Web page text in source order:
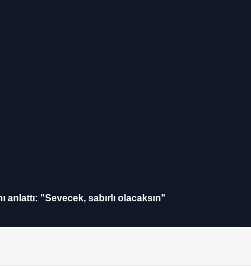
anlattı: "Sevecek, sabırlı olacaksın"